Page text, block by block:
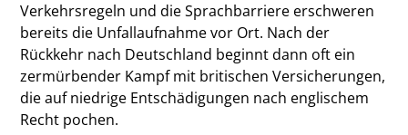
Verkehrsregeln und die Sprachbarriere erschweren
bereits die Unfallaufnahme vor Ort. Nach der
Rückkehr nach Deutschland beginnt dann oft ein
zermürbender Kampf mit britischen Versicherungen,
die auf niedrige Entschädigungen nach englischem
Recht pochen.